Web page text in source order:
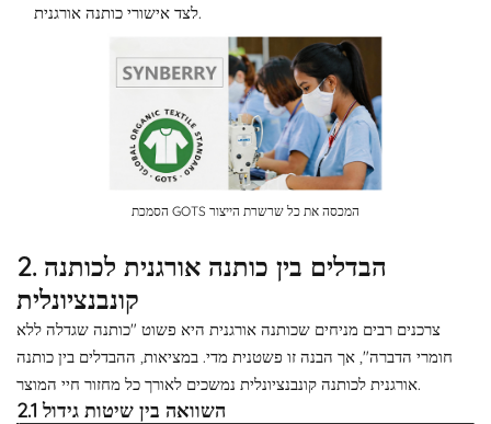
לצד אישורי כותנה אורגנית.
הסמכת GOTS המכסה את כל שרשרת הייצור
2. הבדלים בין כותנה אורגנית לכותנה
קונבנציונלית
צרכנים רבים מניחים שכותנה אורגנית היא פשוט "כותנה שגדלה ללא
חומרי הדברה", אך הבנה זו פשטנית מדי. במציאות, ההבדלים בין כותנה
אורגנית לכותנה קונבנציונלית נמשכים לאורך כל מחזור חיי המוצר.
2.1 השוואה בין שיטות גידול